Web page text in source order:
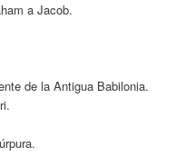
a Jacob.
de la Antigua Babilonia.